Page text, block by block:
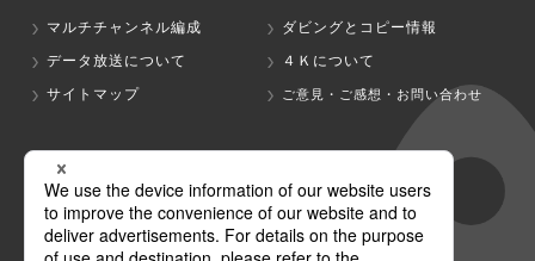
マルチチャンネル編成
ダビングとコピー情報
データ放送について
４Ｋについて
サイトマップ
ご意見・ご感想・お問い合わせ
グループ会社
テレビ朝日 テレ朝チャンネル